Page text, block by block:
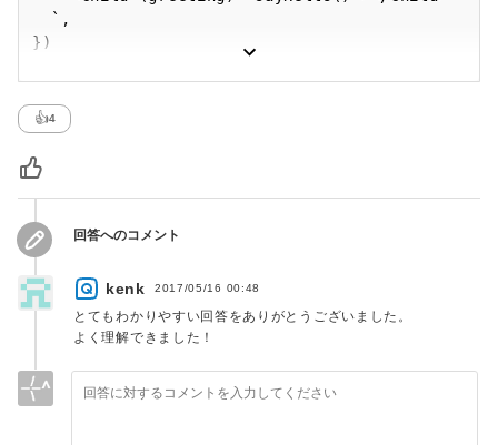
})
    window.alert('Hello!');
  }
}
  selector: 'child',
  template: `
    <div>
      <button
(click)="sayHello()">Hello</button>
  `,
})
👍4
回答へのコメント
kenk 2017/05/16 00:48
とてもわかりやすい回答をありがとうございました。
よく理解できました！